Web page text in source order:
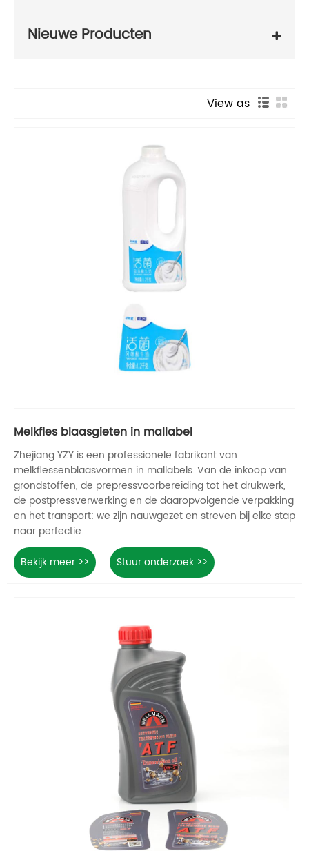
Nieuwe Producten
View as
Melkfles blaasgieten in mallabel
Zhejiang YZY is een professionele fabrikant van
melkflessenblaasvormen in mallabels. Van de inkoop van
grondstoffen, de prepressvoorbereiding tot het drukwerk,
de postpressverwerking en de daaropvolgende verpakking
en het transport: we zijn nauwgezet en streven bij elke stap
naar perfectie.
Bekijk meer >>
Stuur onderzoek >>